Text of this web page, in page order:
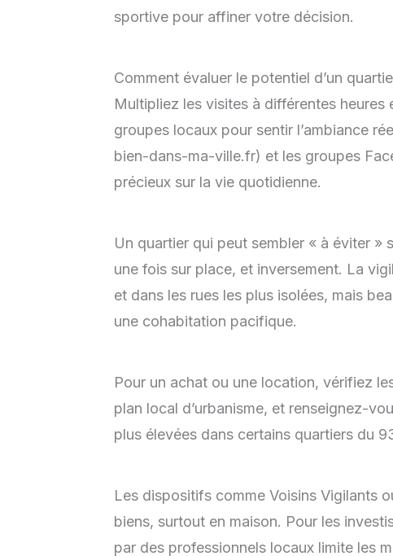
sportive pour affiner votre décision.
Comment évaluer le potentiel d’un
Multipliez les visites à différentes
groupes locaux pour sentir l’ambiance
bien-dans-ma-ville.fr) et les groupes
précieux sur la vie quotidienne.
Un quartier qui peut sembler « à éviter »
une fois sur place, et inversement. La
et dans les rues les plus isolées, mais
une cohabitation pacifique.
Pour un achat ou une location, vérifiez
plan local d’urbanisme, et renseignez-
plus élevées dans certains quartiers du
Les dispositifs comme Voisins Vigilants
biens, surtout en maison. Pour les
par des professionnels locaux limite les